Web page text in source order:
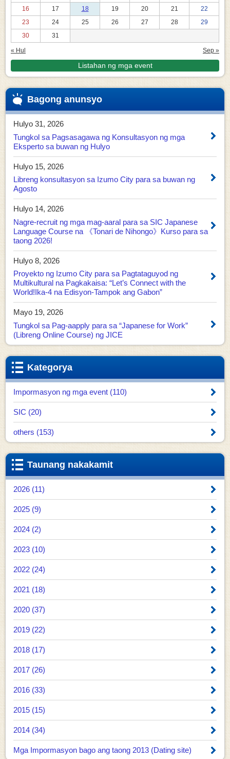
16
17 18 19 20 21
22
23
24 25 26 27 28
29
30
31
« Hul Sep »
Listahan ng mga event
Bagong anunsyo
Hulyo 31, 2026
Tungkol sa Pagsasagawa ng Konsultasyon ng mga
Eksperto sa buwan ng Hulyo
Hulyo 15, 2026
Libreng konsultasyon sa Izumo City para sa buwan ng
Agosto
Hulyo 14, 2026
Nagre-recruit ng mga mag-aaral para sa SIC Japanese
Language Course na 《Tonari de Nihongo》Kurso para sa
taong 2026!
Hulyo 8, 2026
Proyekto ng Izumo City para sa Pagtataguyod ng
Multikultural na Pagkakaisa: “Let’s Connect with the
World!Ika-4 na Edisyon-Tampok ang Gabon”
Mayo 19, 2026
Tungkol sa Pag-aapply para sa “Japanese for Work”
(Libreng Online Course) ng JICE
Kategorya
Impormasyon ng mga event (110)
SIC (20)
others (153)
Taunang nakakamit
2026 (11)
2025 (9)
2024 (2)
2023 (10)
2022 (24)
2021 (18)
2020 (37)
2019 (22)
2018 (17)
2017 (26)
2016 (33)
2015 (15)
2014 (34)
Mga Impormasyon bago ang taong 2013 (Dating site)